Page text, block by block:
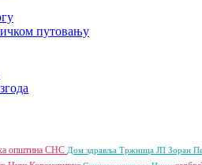
путовању
општина СНС Дом здравља Тржница ЈП Зоран